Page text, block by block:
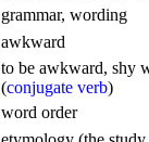
grammar, wording
awkward
to be awkward, shy
(conjugate verb)
word order